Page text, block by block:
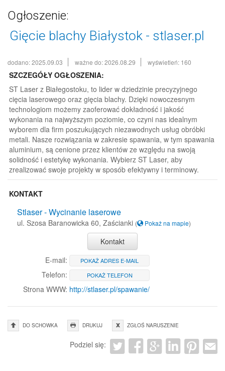
Ogłoszenie:
Gięcie blachy Białystok - stlaser.pl
dodano: 2025.09.03 ważne do: 2026.08.29 wyświetleń: 160
SZCZEGÓŁY OGŁOSZENIA:
ST Laser z Białegostoku, to lider w dziedzinie precyzyjnego
cięcia laserowego oraz gięcia blachy. Dzięki nowoczesnym
technologiom możemy zaoferować dokładność i jakość
wykonania na najwyższym poziomie, co czyni nas idealnym
wyborem dla firm poszukujących niezawodnych usług obróbki
metali. Nasze rozwiązania w zakresie spawania, w tym spawania
aluminium, są cenione przez klientów ze względu na swoją
solidność i estetykę wykonania. Wybierz ST Laser, aby
zrealizować swoje projekty w sposób efektywny i terminowy.
KONTAKT
Stlaser - Wycinanie laserowe
ul. Szosa Baranowicka 60, Zaścianki ( Pokaż na mapie)
Kontakt
E-mail:
POKAŻ ADRES E-MAIL
Telefon: POKAŻ TELEFON
Strona WWW: http://stlaser.pl/spawanie/
DO SCHOWKA DRUKUJ ZGŁOŚ NARUSZENIE
Podziel się: